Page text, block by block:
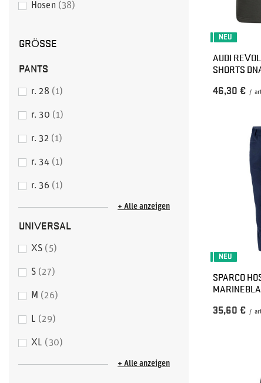
Hosen 38
GRÖSSE
PANTS
r. 28 1
r. 30 1
r. 32 1
r. 34 1
r. 36 1
+ Alle anzeigen
UNIVERSAL
XS 5
S 27
M 26
L 29
XL 30
+ Alle anzeigen
NEU
AUDI
SHORTS
46,30 € /
NEU
SPARCO
35,60 € /